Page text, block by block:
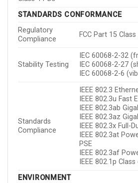
STANDARDS CONFORMANCE
Regulatory
Compliance
FCC Part 15 Class
Stability Testing
IEC 60068-2-32
IEC 60068-2-27
IEC 60068-2-6
Standards
Compliance
IEEE 802.3
IEEE 802.3u Fast
IEEE 802.3ab
IEEE 802.3az
IEEE 802.3x Full-
IEEE 802.3at
PSE
IEEE 802.3af
IEEE 802.1p
ENVIRONMENT